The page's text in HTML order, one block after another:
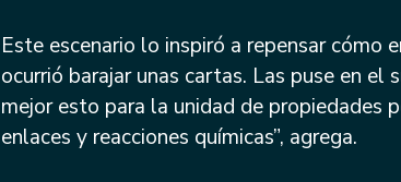
Este escenario lo inspiró a repensar cómo
ocurrió barajar unas cartas. Las puse en
mejor esto para la unidad de propiedades
enlaces y reacciones químicas”, agrega.